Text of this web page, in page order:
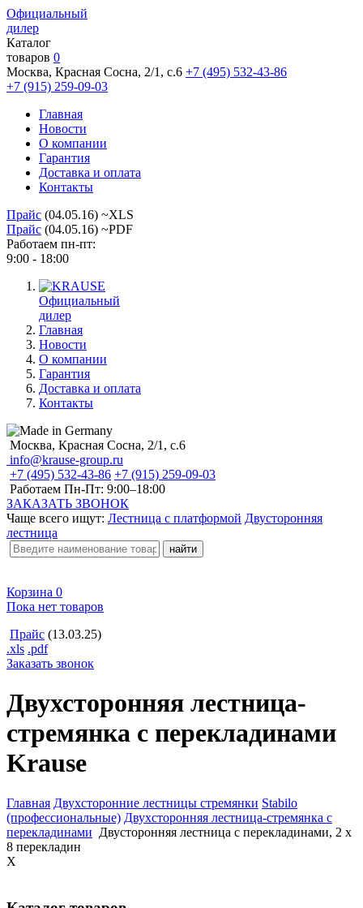
Официальный
дилер
Каталог
товаров 0
Москва, Красная Сосна, 2/1, с.6 +7 (495) 532-43-86
+7 (915) 259-09-03
Главная
Новости
О компании
Гарантия
Доставка и оплата
Контакты
Прайс (04.05.16) ~XLS
Прайс (04.05.16) ~PDF
Работаем пн-пт:
9:00 - 18:00
Официальный
дилер
Главная
Новости
О компании
Гарантия
Доставка и оплата
Контакты
Москва, Красная Сосна, 2/1, с.6
info@krause-group.ru
+7 (495) 532-43-86 +7 (915) 259-09-03
Работаем Пн-Пт: 9:00–18:00
ЗАКАЗАТЬ ЗВОНОК
Чаще всего ищут: Лестница с платформой Двусторонняя
лестница
Корзина 0
Пока нет товаров
Прайс (13.03.25)
.xls .pdf
Заказать звонок
Двухсторонняя лестница-
стремянка с перекладинами
Krause
Главная Двухсторонние лестницы стремянки Stabilo
(профессиональные) Двухсторонняя лестница-стремянка с
перекладинами Двусторонняя лестница с перекладинами, 2 х
8 перекладин
X